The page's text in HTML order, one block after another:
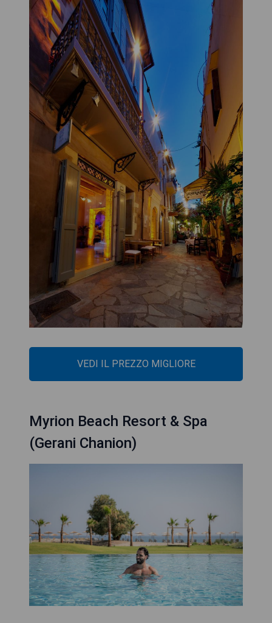
VEDI IL PREZZO MIGLIORE
Myrion Beach Resort & Spa
(Gerani Chanion)